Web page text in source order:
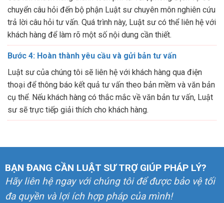
chuyển câu hỏi đến bộ phận Luật sư chuyên môn nghiên cứu
trả lời câu hỏi tư vấn. Quá trình này, Luật sư có thể liên hệ với
khách hàng để làm rõ một số nội dung cần thiết.
Bước 4: Hoàn thành yêu cầu và gửi bản tư vấn
Luật sư của chúng tôi sẽ liên hệ với khách hàng qua điện
thoại để thông báo kết quả tư vấn theo bản mềm và văn bản
cụ thể. Nếu khách hàng có thắc mắc về văn bản tư vấn, Luật
sư sẽ trực tiếp giải thích cho khách hàng.
BẠN ĐANG CẦN LUẬT SƯ TRỢ GIÚP PHÁP LÝ?
Hãy liên hệ ngay với chúng tôi để được bảo vệ tối
đa quyền và lợi ích hợp pháp của mình!